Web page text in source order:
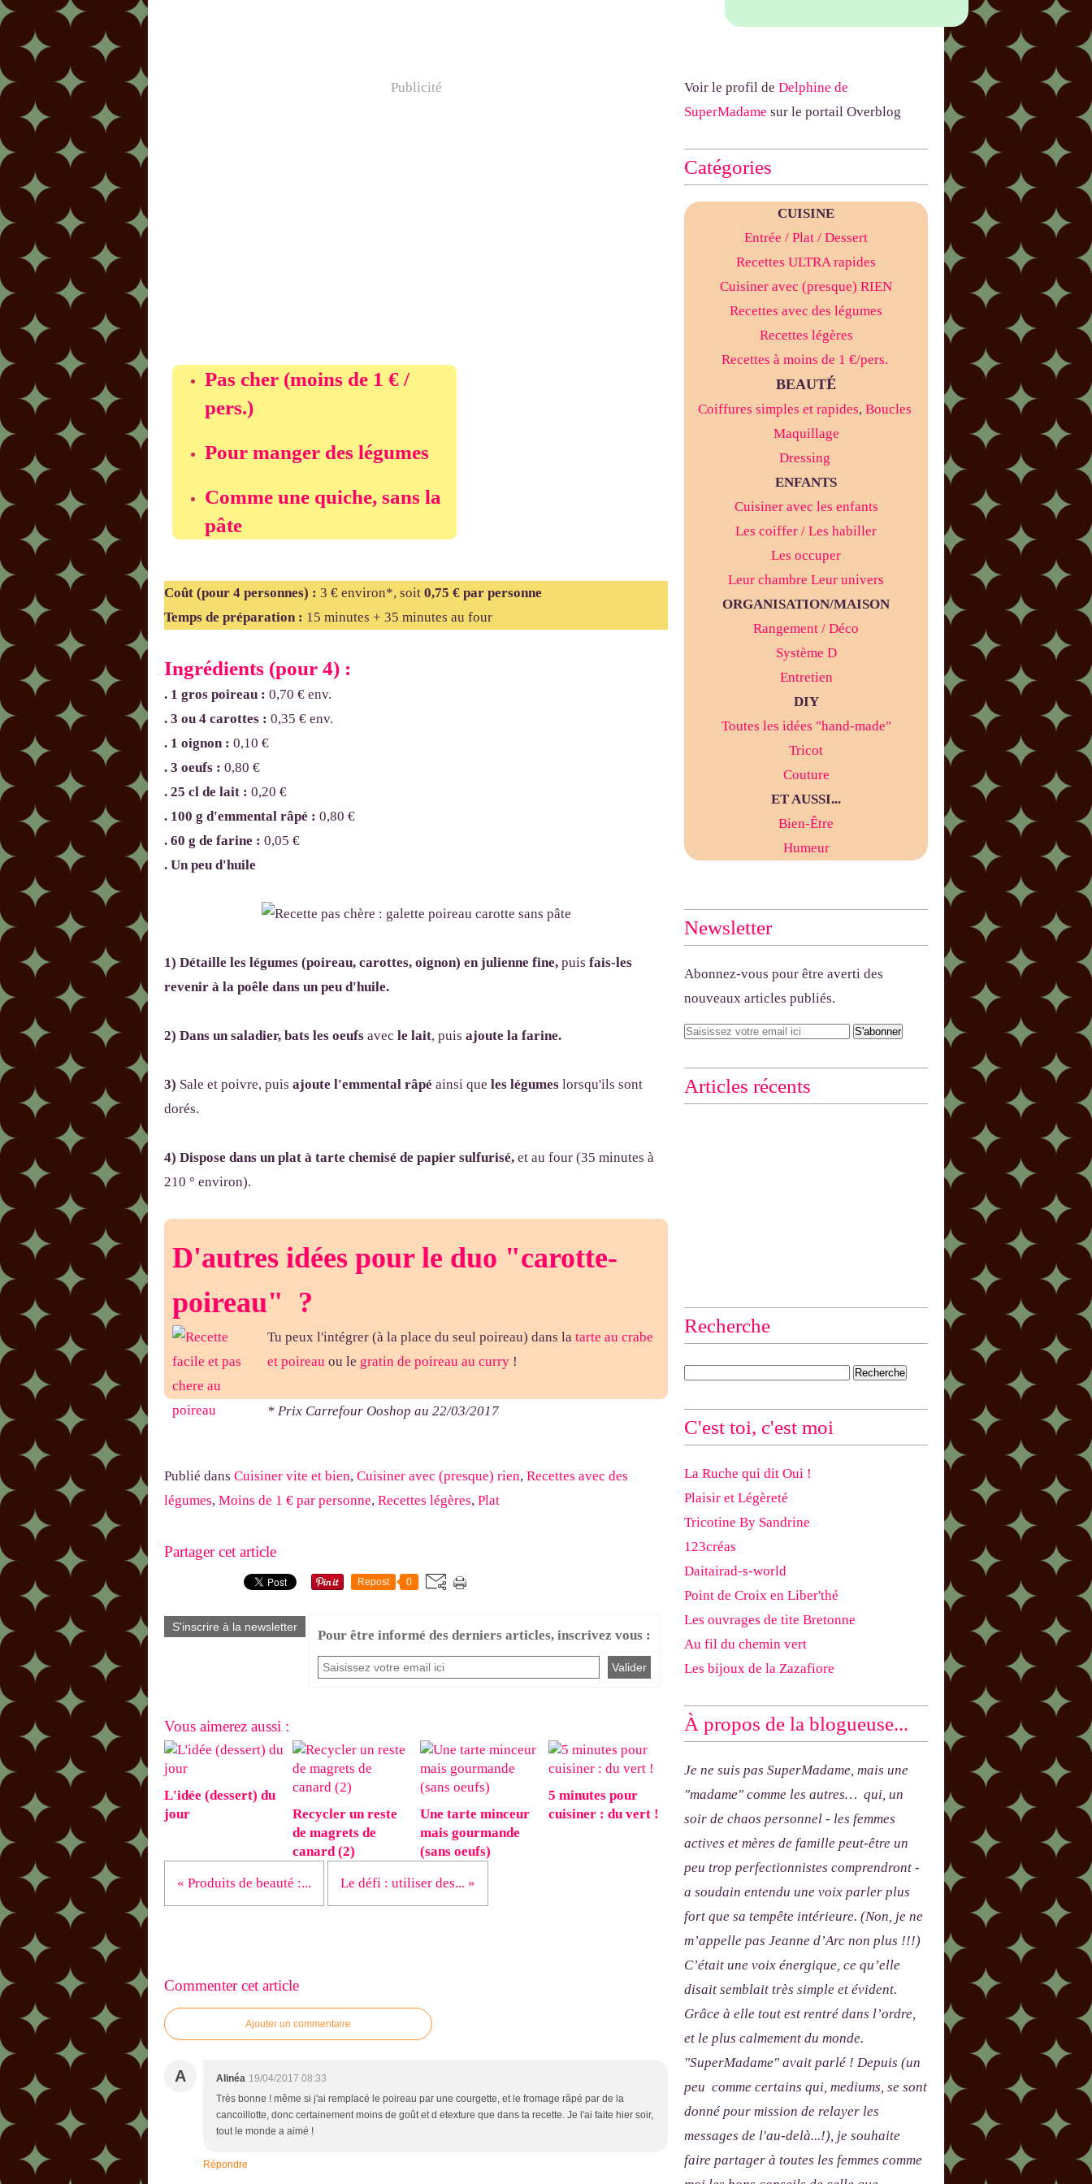
Publicité
Pas cher (moins de 1 € /
pers.)
Pour manger des légumes
Comme une quiche, sans la
pâte
Coût (pour 4 personnes) : 3 € environ*, soit 0,75 € par personne
Temps de préparation : 15 minutes + 35 minutes au four
Ingrédients (pour 4) :
. 1 gros poireau : 0,70 € env.
. 3 ou 4 carottes : 0,35 € env.
. 1 oignon : 0,10 €
. 3 oeufs : 0,80 €
. 25 cl de lait : 0,20 €
. 100 g d'emmental râpé : 0,80 €
. 60 g de farine : 0,05 €
. Un peu d'huile
1) Détaille les légumes (poireau, carottes, oignon) en julienne fine, puis fais-les
revenir à la poêle dans un peu d'huile.
2) Dans un saladier, bats les oeufs avec le lait, puis ajoute la farine.
3) Sale et poivre, puis ajoute l'emmental râpé ainsi que les légumes lorsqu'ils sont
dorés.
4) Dispose dans un plat à tarte chemisé de papier sulfurisé, et au four (35 minutes à
210 ° environ).
D'autres idées pour le duo "carotte-
poireau" ?
Tu peux l'intégrer (à la place du seul poireau) dans la tarte au crabe
et poireau ou le gratin de poireau au curry!
* Prix Carrefour Ooshop au 22/03/2017
Publié dans Cuisiner vite et bien, Cuisiner avec (presque) rien, Recettes avec des
légumes, Moins de 1 € par personne, Recettes légères, Plat
Partager cet article
Repost 0
S'inscrire à la newsletter
Pour être informé des derniers articles, inscrivez vous :
Vous aimerez aussi :
L'idée (dessert) du
jour
Recycler un reste
de magrets de
canard (2)
Une tarte minceur
mais gourmande
(sans oeufs)
5 minutes pour
cuisiner : du vert !
« Produits de beauté :... Le défi : utiliser des... »
Commenter cet article
Ajouter un commentaire
A Alinéa 19/04/2017 08:33
Très bonne ! même si j'ai remplacé le poireau par une courgette, et le fromage râpé par de la
cancoillotte, donc certainement moins de goût et d etexture que dans ta recette. Je l'ai faite hier soir,
tout le monde a aimé !
Répondre
Voir le profil de Delphine de
SuperMadame sur le portail Overblog
Catégories
CUISINE
Entrée / Plat / Dessert
Recettes ULTRA rapides
Cuisiner avec (presque) RIEN
Recettes avec des légumes
Recettes légères
Recettes à moins de 1 €/pers.
BEAUTÉ
Coiffures simples et rapides, Boucles
Maquillage
Dressing
ENFANTS
Cuisiner avec les enfants
Les coiffer / Les habiller
Les occuper
Leur chambre Leur univers
ORGANISATION/MAISON
Rangement / Déco
Système D
Entretien
DIY
Toutes les idées "hand-made"
Tricot
Couture
ET AUSSI...
Bien-Être
Humeur
Newsletter
Abonnez-vous pour être averti des
nouveaux articles publiés.
Articles récents
Recherche
C'est toi, c'est moi
La Ruche qui dit Oui !
Plaisir et Légèreté
Tricotine By Sandrine
123créas
Daitairad-s-world
Point de Croix en Liber'thé
Les ouvrages de tite Bretonne
Au fil du chemin vert
Les bijoux de la Zazafiore
À propos de la blogueuse...
Je ne suis pas SuperMadame, mais une
"madame" comme les autres… qui, un
soir de chaos personnel - les femmes
actives et mères de famille peut-être un
peu trop perfectionnistes comprendront -
a soudain entendu une voix parler plus
fort que sa tempête intérieure. (Non, je ne
m’appelle pas Jeanne d’Arc non plus !!!)
C’était une voix énergique, ce qu’elle
disait semblait très simple et évident.
Grâce à elle tout est rentré dans l’ordre,
et le plus calmement du monde.
"SuperMadame" avait parlé ! Depuis (un
peu comme certains qui, mediums, se sont
donné pour mission de relayer les
messages de l'au-delà...!), je souhaite
faire partager à toutes les femmes comme